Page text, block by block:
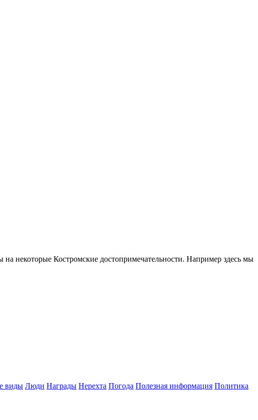
некоторые Костромские достопримечательности. Например здесь мы
виды Люди Награды Нерехта Погода Полезная информация Политика